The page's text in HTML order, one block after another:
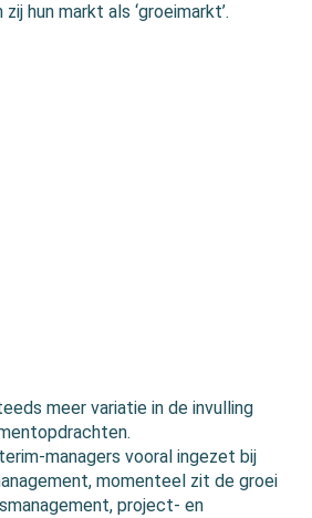
hun markt als ‘groeimarkt’.
meer variatie in de invulling
managers vooral ingezet bij
momenteel zit de groei
project- en